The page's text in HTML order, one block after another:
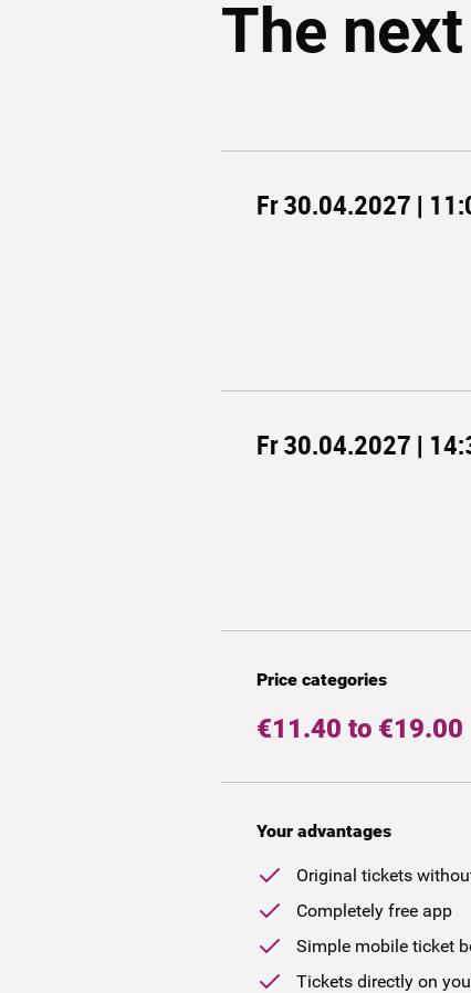
The
Fr 30.04.2027 |
Fr 30.04.2027 |
Price categories
€11.40 to €19.00
Your advantages
Original tickets
Completely free app
Simple mobile ticket
Tickets directly on